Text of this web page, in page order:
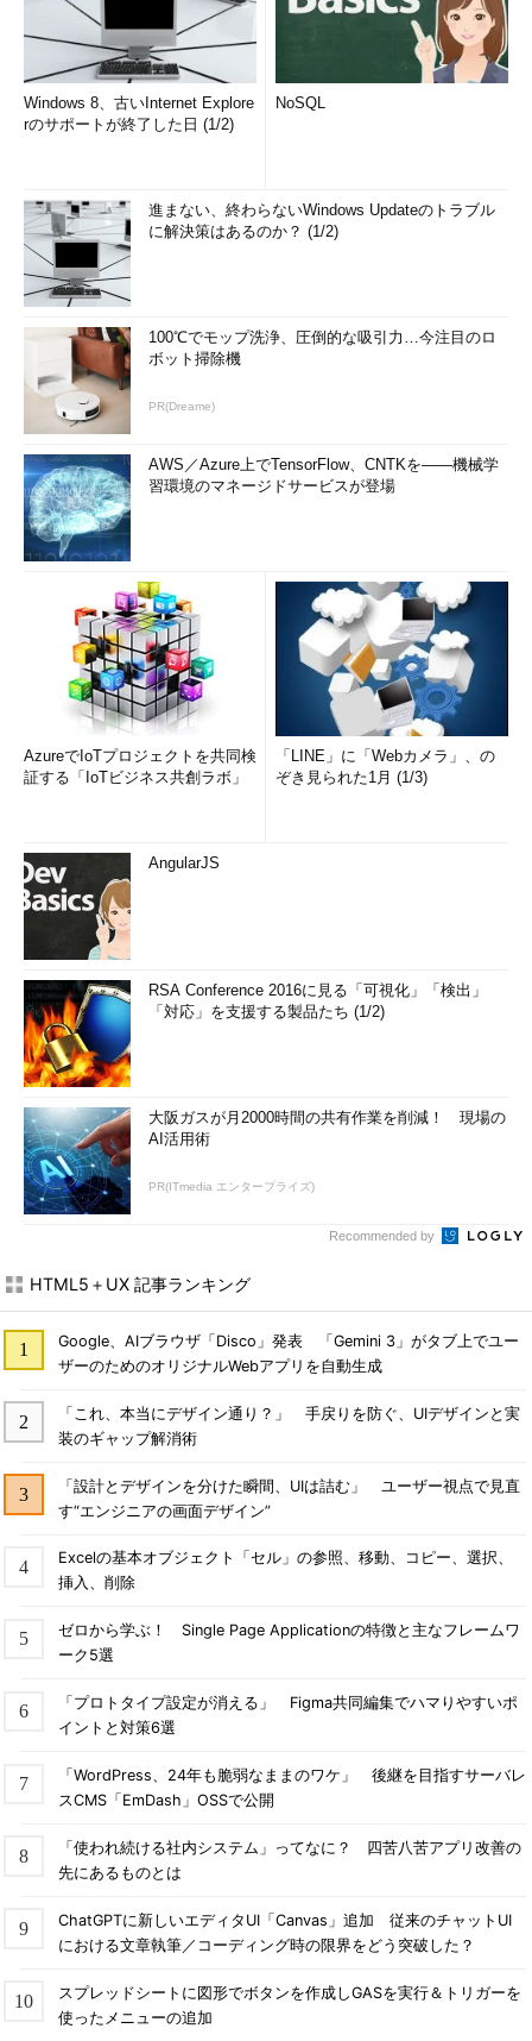
Windows 8、古いInternet Explore
rのサポートが終了した日 (1/2)
NoSQL
進まない、終わらないWindows Updateのトラブル
に解決策はあるのか？ (1/2)
100℃でモップ洗浄、圧倒的な吸引力…今注目のロ
ボット掃除機
PR(Dreame)
AWS／Azure上でTensorFlow、CNTKを――機械学
習環境のマネージドサービスが登場
AzureでIoTプロジェクトを共同検
証する「IoTビジネス共創ラボ」
「LINE」に「Webカメラ」、の
ぞき見られた1月 (1/3)
AngularJS
RSA Conference 2016に見る「可視化」「検出」
「対応」を支援する製品たち (1/2)
大阪ガスが月2000時間の共有作業を削減！ 現場の
AI活用術
PR(ITmedia エンタープライズ)
Recommended by
HTML5＋UX 記事ランキング
Google、AIブラウザ「Disco」発表 「Gemini 3」がタブ上でユー
ザーのためのオリジナルWebアプリを自動生成
「これ、本当にデザイン通り？」 手戻りを防ぐ、UIデザインと実
装のギャップ解消術
「設計とデザインを分けた瞬間、UIは詰む」 ユーザー視点で見直
す“エンジニアの画面デザイン”
Excelの基本オブジェクト「セル」の参照、移動、コピー、選択、
挿入、削除
ゼロから学ぶ！ Single Page Applicationの特徴と主なフレームワ
ーク5選
「プロトタイプ設定が消える」 Figma共同編集でハマりやすいポ
イントと対策6選
「WordPress、24年も脆弱なままのワケ」 後継を目指すサーバレ
スCMS「EmDash」OSSで公開
「使われ続ける社内システム」ってなに？ 四苦八苦アプリ改善の
先にあるものとは
ChatGPTに新しいエディタUI「Canvas」追加 従来のチャットUI
における文章執筆／コーディング時の限界をどう突破した？
スプレッドシートに図形でボタンを作成しGASを実行＆トリガーを
使ったメニューの追加